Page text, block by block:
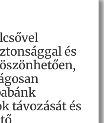
és
távozását és